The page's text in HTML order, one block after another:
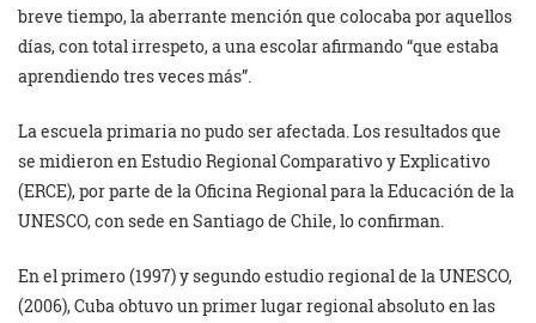
breve tiempo, la aberrante mención que colocaba por aquellos
días, con total irrespeto, a una escolar afirmando “que estaba
aprendiendo tres veces más”.
La escuela primaria no pudo ser afectada. Los resultados que
se midieron en Estudio Regional Comparativo y Explicativo
(ERCE), por parte de la Oficina Regional para la Educación de la
UNESCO, con sede en Santiago de Chile, lo confirman.
En el primero (1997) y segundo estudio regional de la UNESCO,
(2006), Cuba obtuvo un primer lugar regional absoluto en las